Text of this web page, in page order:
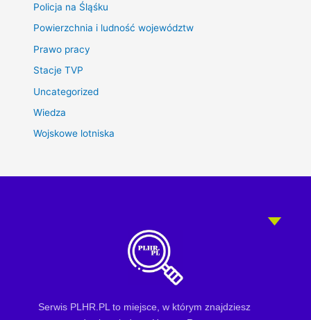
Policja na Śląśku
Powierzchnia i ludność województw
Prawo pracy
Stacje TVP
Uncategorized
Wiedza
Wojskowe lotniska
Serwis PLHR.PL to miejsce, w którym znajdziesz